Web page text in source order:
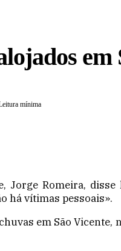
em
mínima
Jorge Romeira,
há vítimas pessoais».
em São